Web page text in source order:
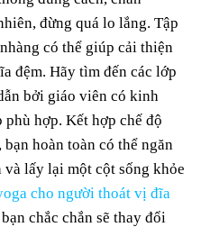
đừng quá lo lắng. Tập
có thể giúp cải thiện
đệm. Hãy tìm đến các lớp
bởi giáo viên có kinh
hợp. Kết hợp chế độ
hoàn toàn có thể ngăn
lấy lại một cột sống khỏe
cho người thoát vị đĩa
chắc chắn sẽ thay đổi